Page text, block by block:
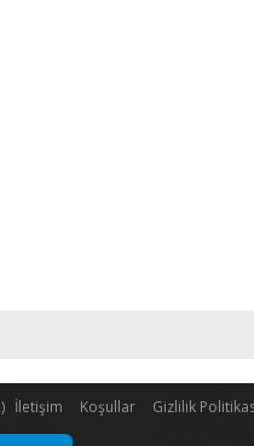
İletişim Koşullar Gizlilik